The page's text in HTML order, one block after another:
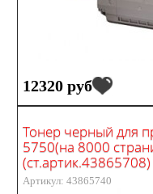
12320 руб
Тонер черный для
5750(на 8000
(ст.артик.43865708)
Артикул: 43865740